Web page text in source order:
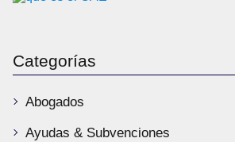
Categorías
Abogados
Ayudas & Subvenciones